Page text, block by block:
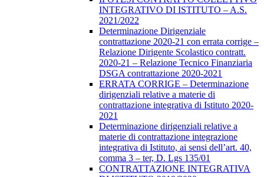
INTEGRATIVO DI ISTITUTO – A.S.
2021/2022
Determinazione Dirigenziale
contrattazione 2020-21 con errata corrige –
Relazione Dirigente Scolastico contratt.
2020-21 – Relazione Tecnico Finanziaria
DSGA contrattazione 2020-2021
ERRATA CORRIGE – Determinazione
dirigenziali relative a materie di
contrattazione integrativa di Istituto 2020-
2021
Determinazione dirigenziali relative a
materie di contrattazione integrazione
integrativa di Istituto, ai sensi dell’art. 40,
comma 3 – ter, D. Lgs 135/01
CONTRATTAZIONE INTEGRATIVA